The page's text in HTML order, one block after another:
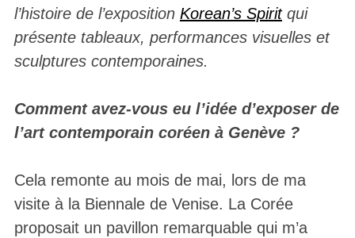
l’histoire de l’exposition Korean’s Spiritqui
présente tableaux, performances visuelles et
sculptures contemporaines.
Comment avez-vous eu l’idée d’exposer de
l’art contemporain coréen à Genève ?
Cela remonte au mois de mai, lors de ma
visite à la Biennale de Venise. La Corée
proposait un pavillon remarquable qui m’a